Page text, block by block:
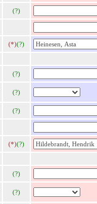
(?)
(*)(?)
(?)
(?)
(?)
(*)(?)
(?)
(?)